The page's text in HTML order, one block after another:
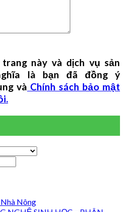
này và dịch vụ sản
là bạn đã đồng ý
và Chính sách bảo mật
Nông